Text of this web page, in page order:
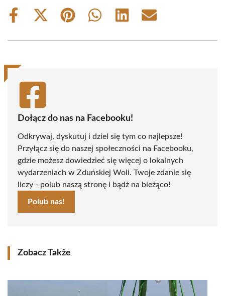
Share
Share
(Twitter)
Share
Share
Share
Share
Dołącz do nas na Facebooku!
Odkrywaj, dyskutuj i dziel się tym co najlepsze!
Przyłącz się do naszej społeczności na Facebooku,
gdzie możesz dowiedzieć się więcej o lokalnych
wydarzeniach w Zduńskiej Woli. Twoje zdanie się
liczy - polub naszą stronę i bądź na bieżąco!
Polub nas!
Zobacz Także